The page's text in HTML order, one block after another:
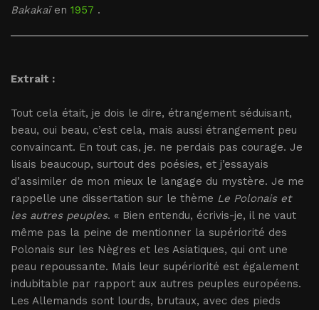
Bakakaïen 1957 .
Extrait :
Tout cela était, je dois le dire, étrangement séduisant,
beau, oui beau, c’est cela, mais aussi étrangement peu
convaincant. En tout cas, je. ne perdais pas courage. Je
lisais beaucoup, surtout des poésies, et j’essayais
d’assimiler de mon mieux le langage du mystère. Je me
rappelle une dissertation sur le thème Le Polonais et
les autres peuples. « Bien entendu, écrivis-je, il ne vaut
même pas la peine de mentionner la supériorité des
Polonais sur les Nègres et les Asiatiques, qui ont une
peau repoussante. Mais leur supériorité est également
indubitable par rapport aux autres peuples européens.
Les Allemands sont lourds, brutaux, avec des pieds